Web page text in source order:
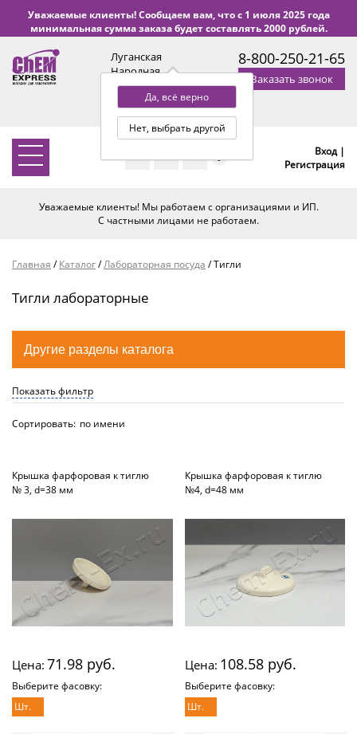
Уважаемые клиенты! Сообщаем вам, что с 1 июля 2025 года
минимальная сумма заказа будет составлять 2000 рублей.
Луганская
Народная
Республика
Да, всё верно
Нет, выбрать другой
с 9:00 до 18:00 по Уфе
(+2 МСК)
8-800-250-21-65
Заказать звонок
0
Вход |
Регистрация
Уважаемые клиенты! Мы работаем с организациями и ИП.
С частными лицами не работаем.
Главная /Каталог/Лабораторная посуда /Тигли
Тигли лабораторные
Другие разделы каталога
Показать фильтр
Сортировать: по имени
Крышка фарфоровая к тиглю
№ 3, d=38 мм
Цена: 71.98 руб.
Выберите фасовку:
Шт.
Крышка фарфоровая к тиглю
№4, d=48 мм
Цена: 108.58 руб.
Выберите фасовку:
Шт.